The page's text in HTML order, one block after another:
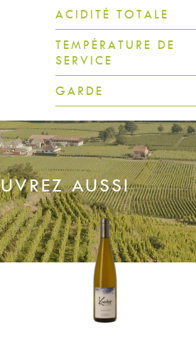
ACIDITÉ TOTALE
TEMPÉRATURE DE
SERVICE
GARDE
AUSSI